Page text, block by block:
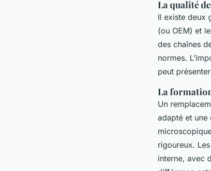
La qualité
Il existe deux
(ou OEM) et
des chaînes
normes.
peut
La
Un
adapté et une
rigoureux.
interne, avec